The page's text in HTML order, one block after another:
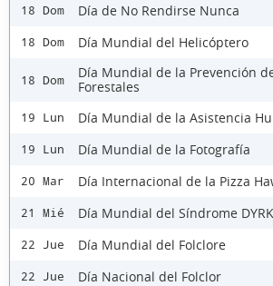
18 Dom Día de No Rendirse Nunca
18 Dom Día Mundial del Helicóptero
18 Dom
Día Mundial de la Prevención
Forestales
19 Lun Día Mundial de la Asistencia
19 Lun Día Mundial de la Fotografía
20 Mar Día Internacional de la Pizza
21 Mié Día Mundial del Síndrome
22 Jue Día Mundial del Folclore
22 Jue Día Nacional del Folclor